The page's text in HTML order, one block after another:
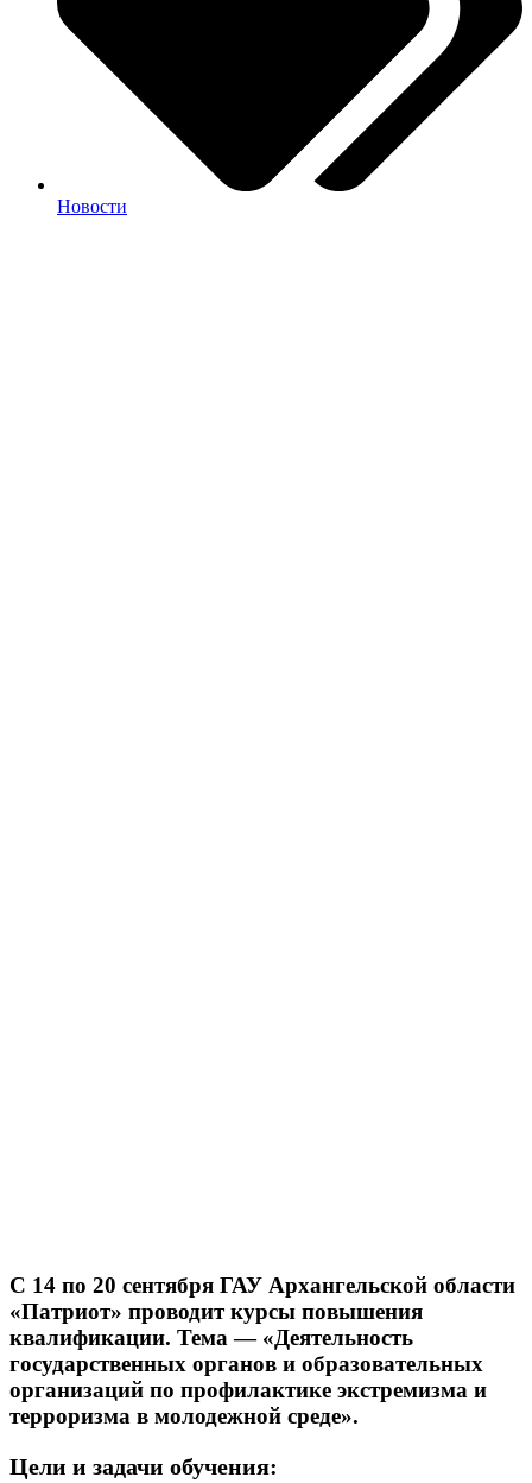
Новости
С 14 по 20 сентября ГАУ Архангельской области
«Патриот» проводит курсы повышения
квалификации. Тема — «Деятельность
государственных органов и образовательных
организаций по профилактике экстремизма и
терроризма в молодежной среде».
Цели и задачи обучения: